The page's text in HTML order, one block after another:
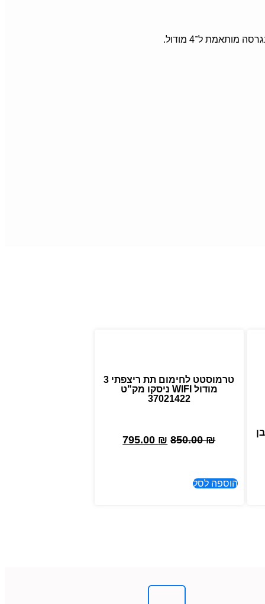
לבן
טרמוסטט לחימום תת ריצפתי 3
מודול WIFI ניסקו מק"ט
37021422
850.00₪
795.00 ₪
הוספה לסל